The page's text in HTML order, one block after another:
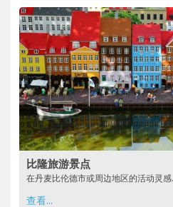
比隆旅游景点
在丹麦比伦德市或周边地区的活动灵感
查看...